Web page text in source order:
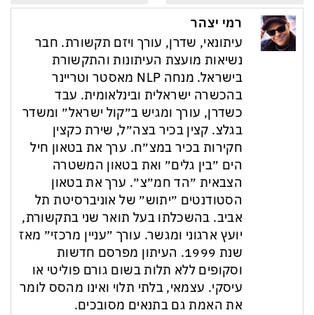
רמי יצהר
עיתונאי, שדרן, עורך ויזם תקשורת. חבר
נשיאות מועצת העיתונות והתקשורת
בישראל. מנחה NLP מאסטר וטריינר
בהכשרה ישראלית ובינלאומית. עבד
כשדרן, עורך ומגיש ב״קול ישראל״ ומשדר
בגלצ. קצין בכיר בצה״ל, שירת כקצין
חקירות בכיר במצ״ח. ערך את בטאון חיל
הים ״בין גלים״ ואת בטאון המשטרה
הצבאית ״הד חמ״צ״. ערך את בטאון
הסטודנטים ״יתוש״ של אוניברסיטת תל
אביב. בהשכלתו בעל תואר שני בתקשורת,
יועץ ארגוני ומגשר. עורך ״עניין מרכזי״ מאז
שנת 1999. העיתון מפרסם חדשות
וסקופים ללא תלות בשום גורם פוליטי או
עיסקי. עצמאי, בלתי תלוי ואינו מהסס לומר
את האמת גם בתנאים מסובכים.